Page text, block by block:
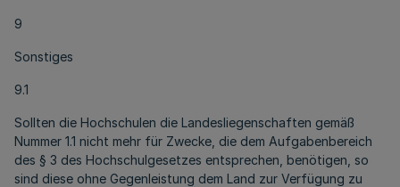
9
Sonstiges
9.1
Sollten die Hochschulen die Landesliegenschaften gemäß
Nummer 1.1 nicht mehr für Zwecke, die dem Aufgabenbereich
des § 3 des Hochschulgesetzes entsprechen, benötigen, so
sind diese ohne Gegenleistung dem Land zur Verfügung zu